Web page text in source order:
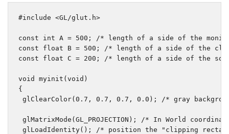
#include <GL/glut.h>
const int A = 500 ;
/* length of a side of the
const
float B = 500 ;
/* length of a side of the
const
float C = 200 ; /* length of a side of the
void myinit ( void )
{
glClearColor( 0.7 , 0.7 , 0.7 , 0.0 ); /* gray
glMatrixMode ( GL_PROJECTION );
/* In World
glLoadIdentity();
/* position the "clipping